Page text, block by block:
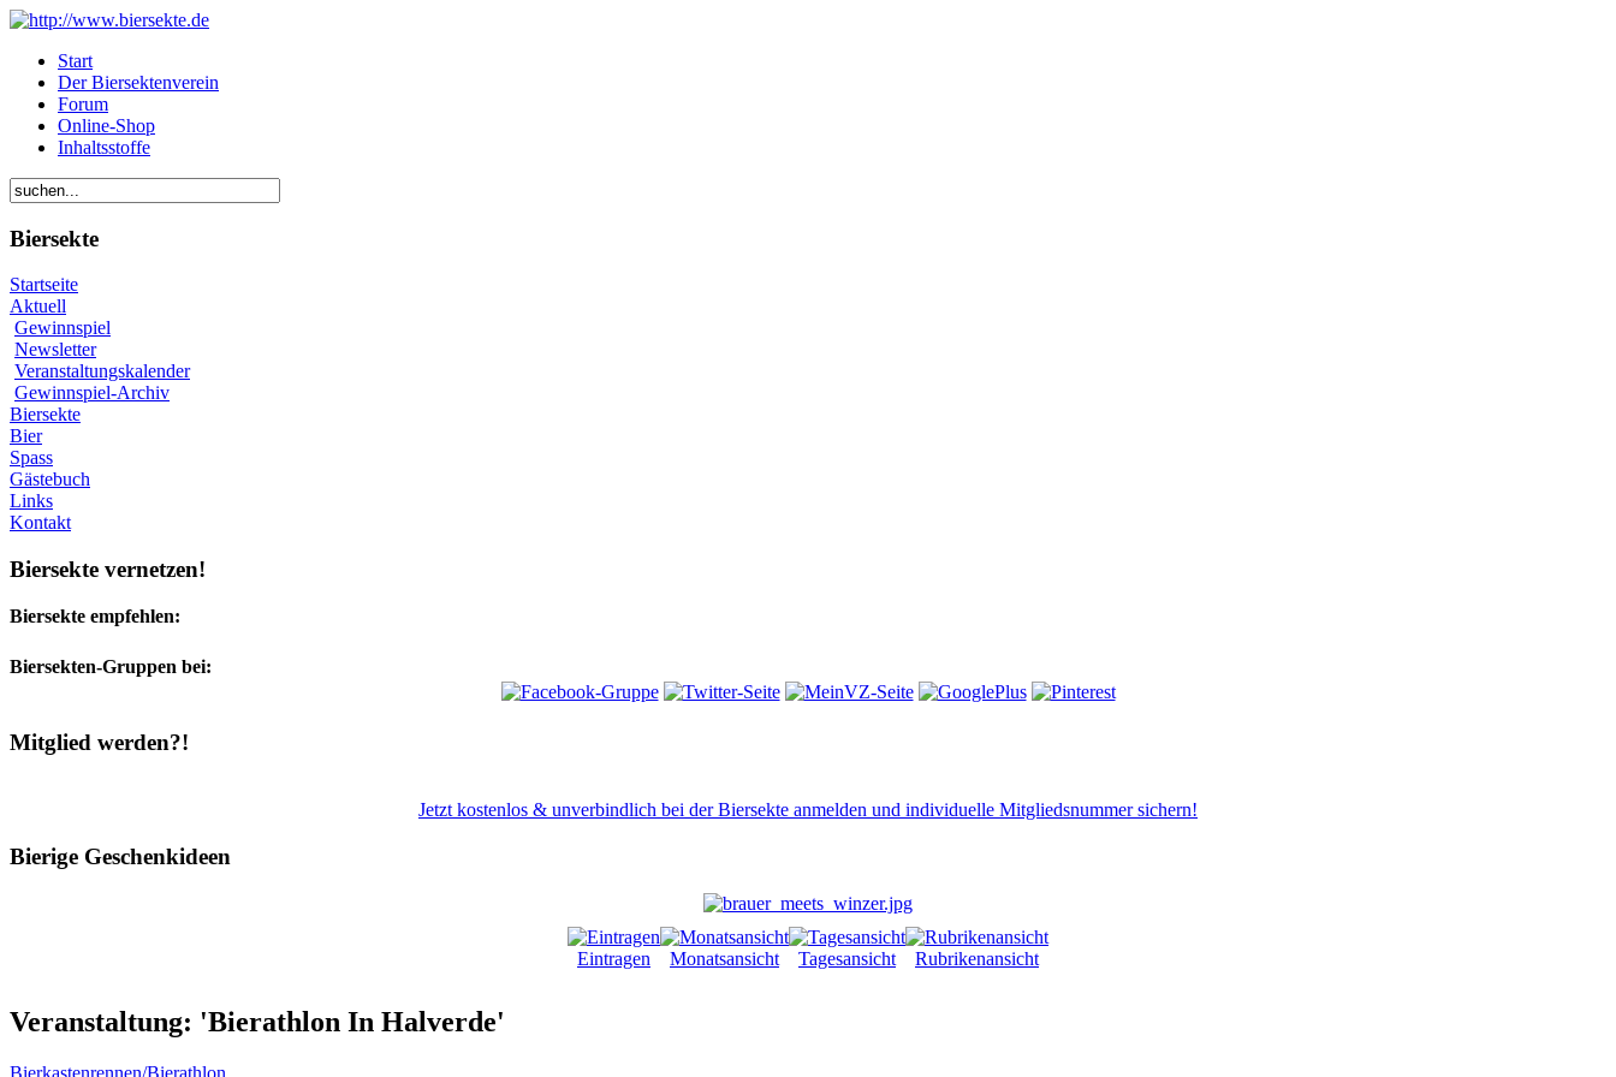
Start
Der Biersektenverein
Forum
Online-Shop
Inhaltsstoffe
Biersekte
Startseite
Aktuell
Gewinnspiel
Newsletter
Veranstaltungskalender
Gewinnspiel-Archiv
Biersekte
Bier
Spass
Gästebuch
Links
Kontakt
Biersekte vernetzen!
Biersekte empfehlen:
Biersekten-Gruppen bei:
Mitglied werden?!
Jetzt kostenlos & unverbindlich bei der Biersekte anmelden und individuelle Mitgliedsnummer sichern!
Bierige Geschenkideen
Eintragen Monatsansicht Tagesansicht Rubrikenansicht
Veranstaltung: 'Bierathlon In Halverde'
Bierkastenrennen/Bierathlon